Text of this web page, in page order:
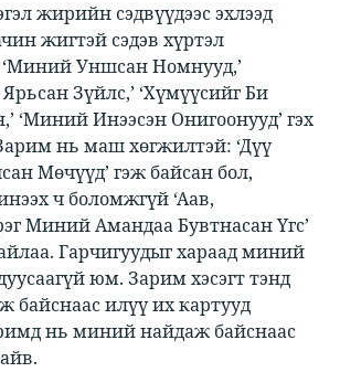
жирийн сэдвүүдээс эхлээд
жигтэй сэдэв хүртэл
‘Миний Уншсан Номнууд,’
Зүйлс,’ ‘Хүмүүсийг Би
‘Миний Инээсэн Онигоонууд’ гэх
нь маш хөгжилтэй: ‘Дүү
Мөчүүд’ гэж байсан бол,
ч боломжгүй ‘Аав,
Миний Амандаа Бувтнасан Үгс’
Гарчигуудыг хараад миний
юм. Зарим хэсэгт тэнд
байснаас илүү их картууд
нь миний найдаж байснаас